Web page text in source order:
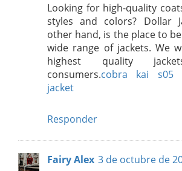
Looking for high-quality
styles and colors? Dollar
other hand, is the place to
wide range of jackets. We
highest quality
consumers.cobra kai s05
jacket
Responder
Fairy Alex 3 de octubre de